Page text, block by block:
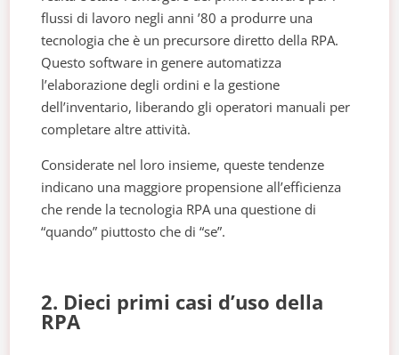
flussi di lavoro negli anni ’80 a produrre una
tecnologia che è un precursore diretto della RPA.
Questo software in genere automatizza
l’elaborazione degli ordini e la gestione
dell’inventario, liberando gli operatori manuali per
completare altre attività.
Considerate nel loro insieme, queste tendenze
indicano una maggiore propensione all’efficienza
che rende la tecnologia RPA una questione di
“quando” piuttosto che di “se”.
2. Dieci primi casi d’uso della
RPA